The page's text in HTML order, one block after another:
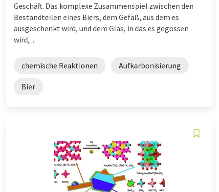
Geschäft. Das komplexe Zusammenspiel zwischen den
Bestandteilen eines Biers, dem Gefäß, aus dem es
ausgeschenkt wird, und dem Glas, in das es gegossen
wird, ...
chemische Reaktionen Aufkarbonisierung
Bier